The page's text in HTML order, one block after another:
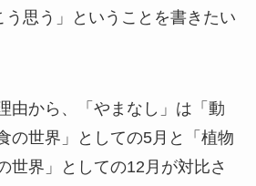
思う」ということを書きたい
由から、「やまなし」は「動
の世界」としての5月と「植物
世界」としての12月が対比さ